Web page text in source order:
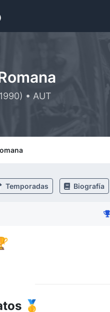
• AUT
Temporadas Biografía
🥇